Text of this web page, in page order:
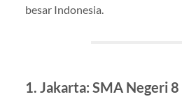
besar Indonesia.
1. Jakarta: SMA Negeri